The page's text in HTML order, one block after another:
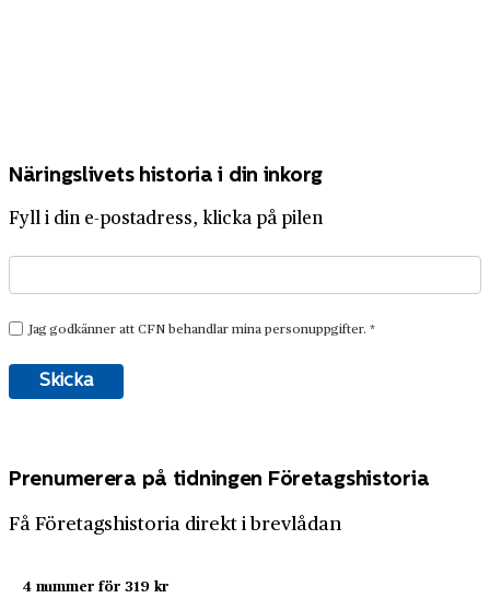
Näringslivets historia i din inkorg
Fyll i din e-postadress, klicka på pilen
Prenumerera på tidningen Företagshistoria
Få Företagshistoria direkt i brevlådan
4 nummer för 319 kr